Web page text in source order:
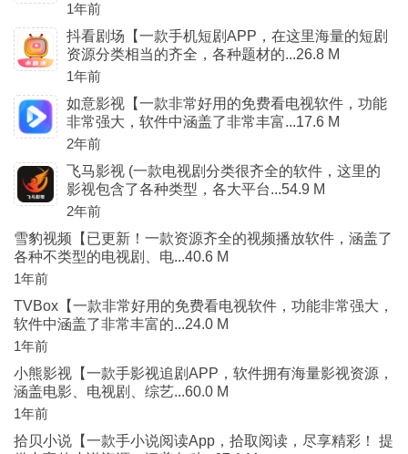
1年前
抖看剧场【一款手机短剧APP，在这里海量的短剧
资源分类相当的齐全，各种题材的...26.8 M
1年前
如意影视【一款非常好用的免费看电视软件，功能
非常强大，软件中涵盖了非常丰富...17.6 M
2年前
飞马影视 (一款电视剧分类很齐全的软件，这里的
影视包含了各种类型，各大平台...54.9 M
2年前
雪豹视频【已更新！一款资源齐全的视频播放软件，涵盖了
各种不类型的电视剧、电...40.6 M
1年前
TVBox【一款非常好用的免费看电视软件，功能非常强大，
软件中涵盖了非常丰富的...24.0 M
1年前
小熊影视【一款手影视追剧APP，软件拥有海量影视资源，
涵盖电影、电视剧、综艺...60.0 M
1年前
拾贝小说【一款手小说阅读App，拾取阅读，尽享精彩！ 提